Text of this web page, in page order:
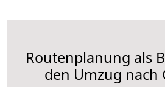
Routenplanung als
den Umzug nach